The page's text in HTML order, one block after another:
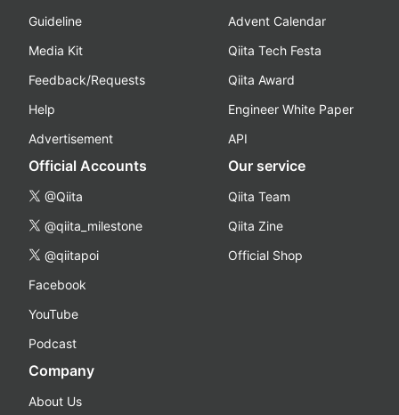
Guideline
Media Kit
Feedback/Requests
Help
Advertisement
Advent Calendar
Qiita Tech Festa
Qiita Award
Engineer White Paper
API
Official Accounts
@Qiita
@qiita_milestone
@qiitapoi
Facebook
YouTube
Podcast
Our service
Qiita Team
Qiita Zine
Official Shop
Company
About Us